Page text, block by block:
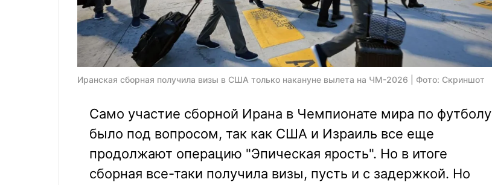
Иранская сборная получила визы в США только накануне вылета на ЧМ-2026 | Фото: Скриншот
Само участие сборной Ирана в Чемпионате мира по футболу
было под вопросом, так как США и Израиль все еще
продолжают операцию "Эпическая ярость". Но в итоге
сборная все-таки получила визы, пусть и с задержкой. Но